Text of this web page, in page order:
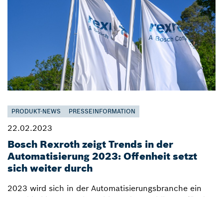
PRODUKT-NEWS PRESSEINFORMATION
22.02.2023
Bosch Rexroth zeigt Trends in der
Automatisierung 2023: Offenheit setzt
sich weiter durch
2023 wird sich in der Automatisierungsbranche ein